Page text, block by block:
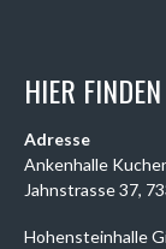
HIER
Adresse
Ankenhalle
Jahnstrasse 37,
Hohensteinhalle